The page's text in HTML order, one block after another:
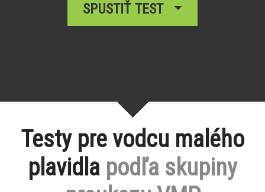
SPUSTIŤ TEST
Testy pre vodcu malého
plavidla podľa skupiny